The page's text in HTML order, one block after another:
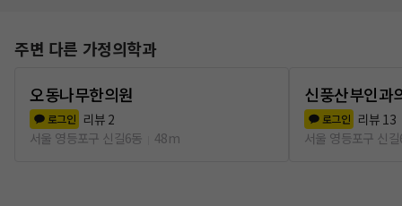
주변 다른 가정의학과
오동나무한의원
로그인 리뷰 2
서울 영등포구 신길6동
48m
신풍산부인과
로그인 리뷰 13
서울 영등포구 신